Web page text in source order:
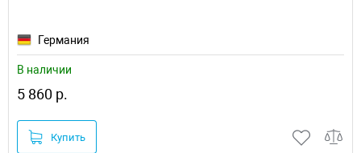
Германия
В наличии
5 860 р.
Купить